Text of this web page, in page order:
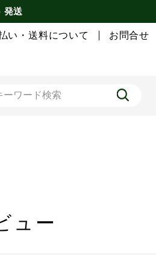
発送
い・送料について お問合せ
ュー